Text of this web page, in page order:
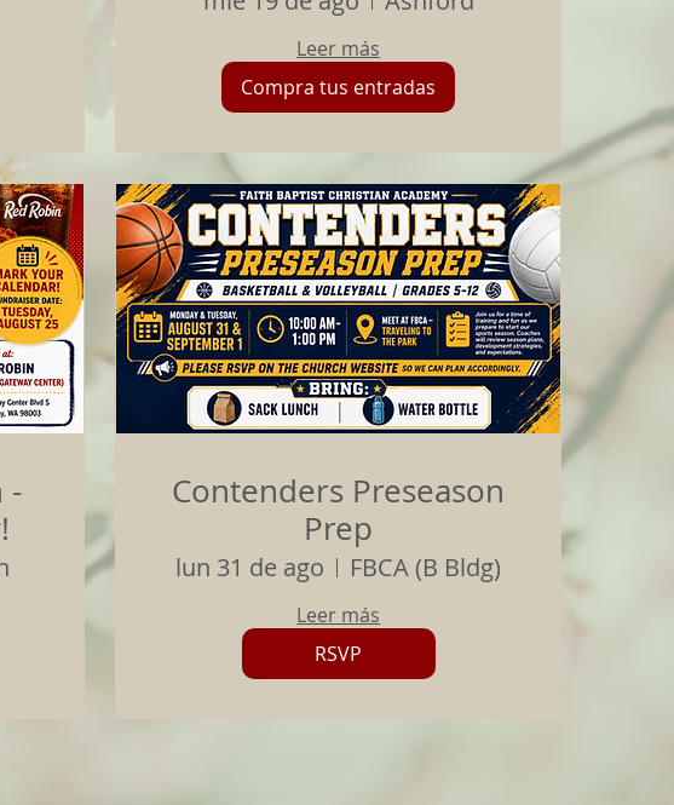
Leer más
Compra tus entradas
-
Contenders Preseason
Prep
lun 31 de ago FBCA (B Bldg)
Leer más
RSVP